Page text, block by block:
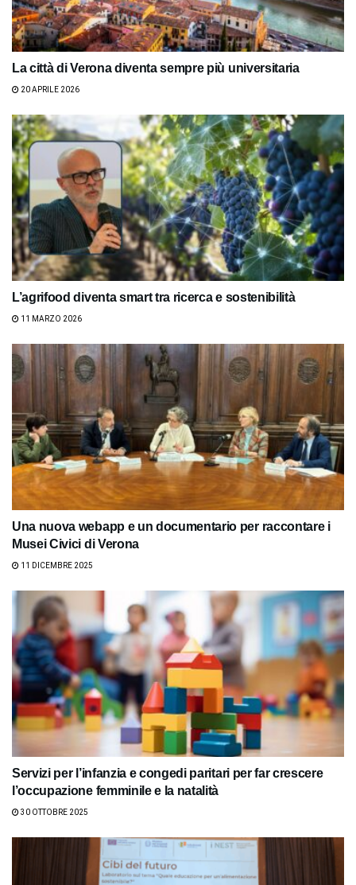
La città di Verona diventa sempre più universitaria
20 APRILE 2026
L’agrifood diventa smart tra ricerca e sostenibilità
11 MARZO 2026
Una nuova webapp e un documentario per raccontare i
Musei Civici di Verona
11 DICEMBRE 2025
Servizi per l’infanzia e congedi paritari per far crescere
l’occupazione femminile e la natalità
30 OTTOBRE 2025